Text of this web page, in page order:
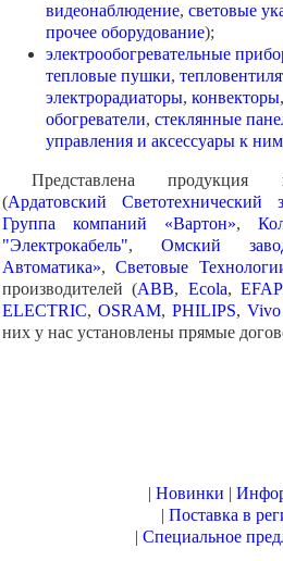
видеонаблюдение, световые
прочее оборудование);
электрообогревательные
тепловые пушки,
электрорадиаторы, конвекторы,
обогреватели, стеклянные
управления и аксессуары к ним
Представлена продукция
(Ардатовский Светотехнический
Группа компаний «Вартон»,
"Электрокабель", Омский
Автоматика»,Световые
производителей (ABB, Ecola,
ELECTRIC,OSRAM,PHILIPS,
них у нас установлены прямые
| Новинки |
| Поставка в
| Специальное